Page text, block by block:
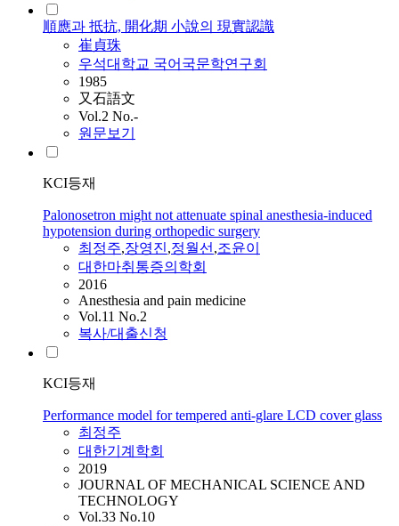
順應과 抵抗, 開化期 小說의 現實認識
崔貞珠
우석대학교 국어국문학연구회
1985
又石語文
Vol.2 No.-
원문보기
KCI등재
Palonosetron might not attenuate spinal anesthesia-induced
hypotension during orthopedic surgery
최정주,장영진,정월선,조윤이
대한마취통증의학회
2016
Anesthesia and pain medicine
Vol.11 No.2
복사/대출신청
KCI등재
Performance model for tempered anti-glare LCD cover glass
최정주
대한기계학회
2019
JOURNAL OF MECHANICAL SCIENCE AND
TECHNOLOGY
Vol.33 No.10